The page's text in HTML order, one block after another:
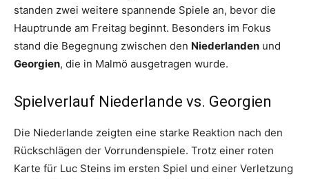
standen zwei weitere spannende Spiele an, bevor die
Hauptrunde am Freitag beginnt. Besonders im Fokus
stand die Begegnung zwischen den Niederlanden und
Georgien, die in Malmö ausgetragen wurde.
Spielverlauf Niederlande vs. Georgien
Die Niederlande zeigten eine starke Reaktion nach den
Rückschlägen der Vorrundenspiele. Trotz einer roten
Karte für Luc Steins im ersten Spiel und einer Verletzung